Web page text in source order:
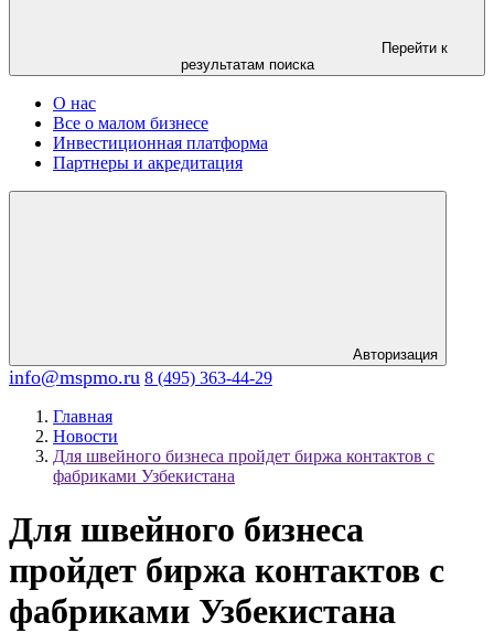
Перейти к
результатам поиска
О нас
Все о малом бизнесе
Инвестиционная платформа
Партнеры и акредитация
Авторизация
info@mspmo.ru 8 (495) 363-44-29
Главная
Новости
Для швейного бизнеса пройдет биржа контактов с
фабриками Узбекистана
Для швейного бизнеса
пройдет биржа контактов с
фабриками Узбекистана